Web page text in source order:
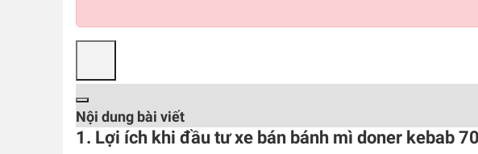
Nội dung bài viết
1. Lợi ích khi đầu tư xe bán bánh mì doner kebab